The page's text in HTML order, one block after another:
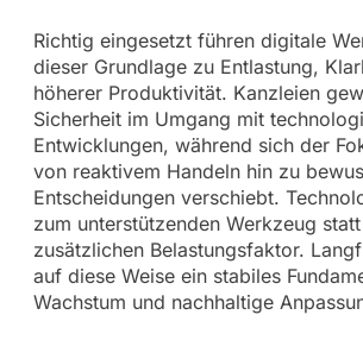
Richtig eingesetzt führen digitale
dieser Grundlage zu Entlastung,
höherer Produktivität. Kanzleien
Sicherheit im Umgang mit
Entwicklungen, während sich der
von reaktivem Handeln hin zu
Entscheidungen verschiebt.
zum unterstützenden Werkzeug
zusätzlichen Belastungsfaktor.
auf diese Weise ein stabiles
Wachstum und nachhaltige